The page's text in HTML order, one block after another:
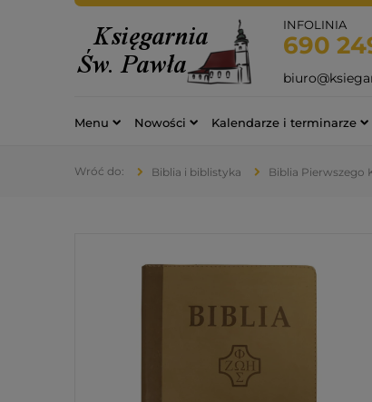
INFOLINIA
690
Menu Nowości Kalendarze i terminarze
Biblia i biblistyka Biblia Pierwszego